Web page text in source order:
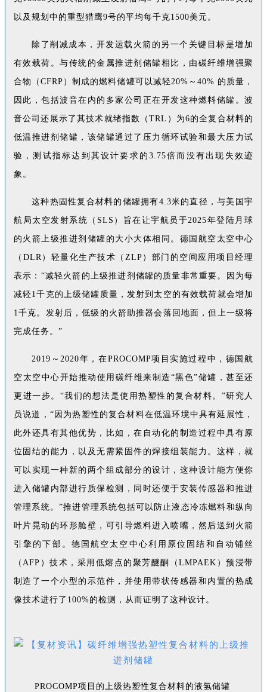
以及规划中的重型猎鹰9号的平均每千克1500美元。
除了削减成本，开发运载火箭的另一个关键目标是增加
有效载荷。与传统的金属推进剂储罐相比，由碳纤维增强聚
合物（CFRP）制成的燃料储罐可以减轻20%～40% 的质量，
因此，包括波音在内的多家公司正在开发这种燃料储罐。波
音公司还展示了其技术就绪指数（TRL）为6的全复合材料的
低温推进剂储罐，该储罐通过了压力循环试验和最大压力试
验，测试指标达到其设计要求的3.75倍而没有出现失效迹
象。
这种热固性复合材料的储罐拥有4.3米的直径，与美国宇
航局太空发射系统（SLS）旨在让宇航员于2025年登陆月球
的火箭上级推进剂储罐的大小大体相同。德国航空太空中心
（DLR）轻量化生产技术（ZLP）部门的空间应用项目经理
表示：“减轻火箭的上级推进剂储罐的质量非常重要。因为每
减轻1千克的上级储罐质量，发射到太空的有效载荷就会增加
1千克。发射后，低级的火箭助推器会落回地面，但上一级将
完成任务。”
2019～2020年，在PROCOMP项目实施过程中，德国航
空太空中心开始推动使用碳纤维来制造“黑色”储罐，甚至还
更进一步。“我们的想法是使用热塑性的复合材料。”研究人
员说道，“因为热塑性的复合材料在低温环境中具有延展性，
此外还具有其他优势，比如，在自动化的制造过程中具有原
位固结的能力，以及无需紧固件的焊接组装能力。这样，就
可以实现一种新的两个组成部分的设计，这种设计能方便你
进入储罐内部进行质保检测，同时还便于安装传感器和推进
管理系统。”推进管理系统包括可以防止液态冷冻燃料和纵向
叶片晃动的环形舱壁，可引导燃料进入喷嘴，然后送到火箭
引擎的下部。德国航空太空中心利用原位固结和自动铺丝
（AFP）技术，采用低熔点的聚芳醚酮（LMPAEK）预浸带
制造了一个小型的示范件，并使用带状传感器和内置的热成
像技术进行了100%的检测，从而证明了这种设计。
PROCOMP项目的上级热塑性复合材料的液氢储罐